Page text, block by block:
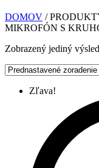
DOMOV /
MIKROFÓN S
Zobrazený jediný
Zľava!